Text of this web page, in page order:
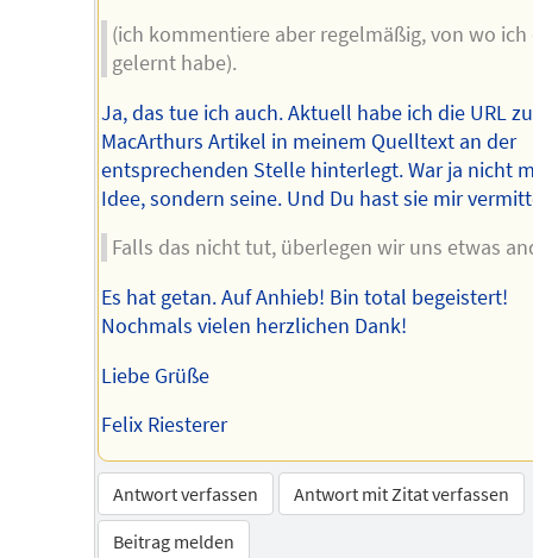
(ich kommentiere aber regelmäßig, von wo ich
gelernt habe).
Ja, das tue ich auch. Aktuell habe ich die URL zu
MacArthurs Artikel in meinem Quelltext an der
entsprechenden Stelle hinterlegt. War ja nicht
Idee, sondern seine. Und Du hast sie mir
Falls das nicht tut, überlegen wir uns etwas
Es hat getan. Auf Anhieb! Bin total begeistert!
Nochmals vielen herzlichen Dank!
Liebe Grüße
Felix Riesterer
Antwort verfassen
Antwort mit Zitat verfassen
Beitrag melden